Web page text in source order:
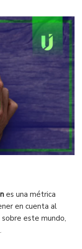
es una métrica
en cuenta al
este mundo,